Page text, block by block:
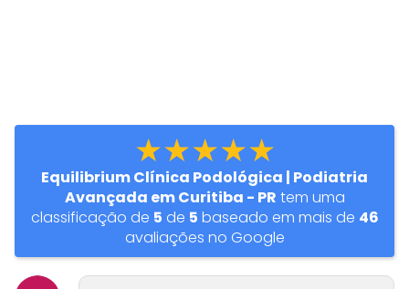
★★★★★
Equilibrium Clínica Podológica | Podiatria
Avançada em Curitiba - PR tem uma
classificação de 5 de 5 baseado em mais de 46
avaliações no Google